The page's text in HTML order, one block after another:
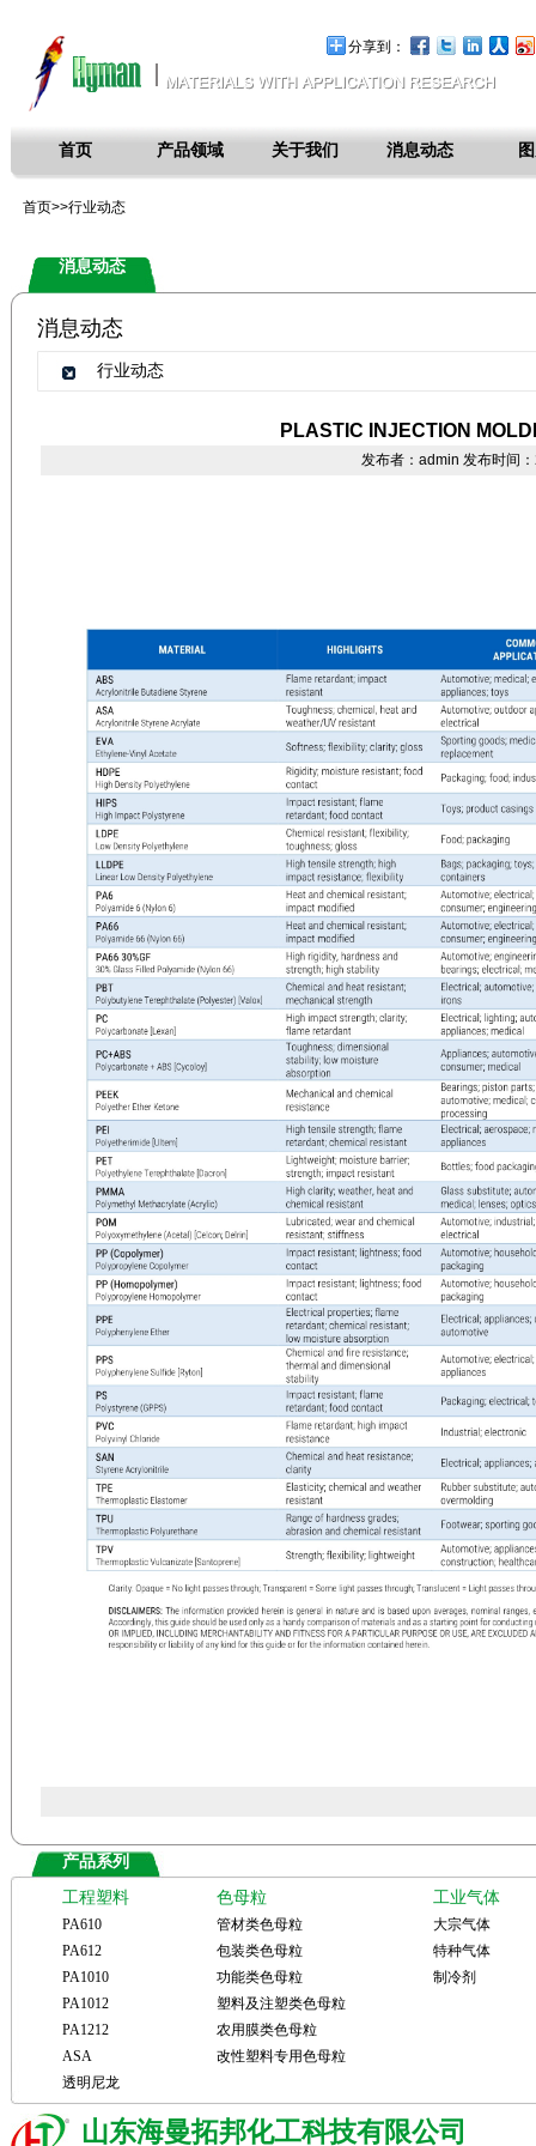
分享到：
首页 产品领域 关于我们 消息动态
首页>>行业动态
消息动态
消息动态
行业动态
PLASTIC INJECTION
发布者：admin 发布时间
产品系列
工程塑料
PA610
PA612
PA1010
PA1012
PA1212
ASA
透明尼龙
色母粒
管材类色母粒
包装类色母粒
功能类色母粒
塑料及注塑类色母粒
农用膜类色母粒
改性塑料专用色母粒
工业气体
大宗气体
特种气体
制冷剂
山东海曼拓邦化工科技有限公司